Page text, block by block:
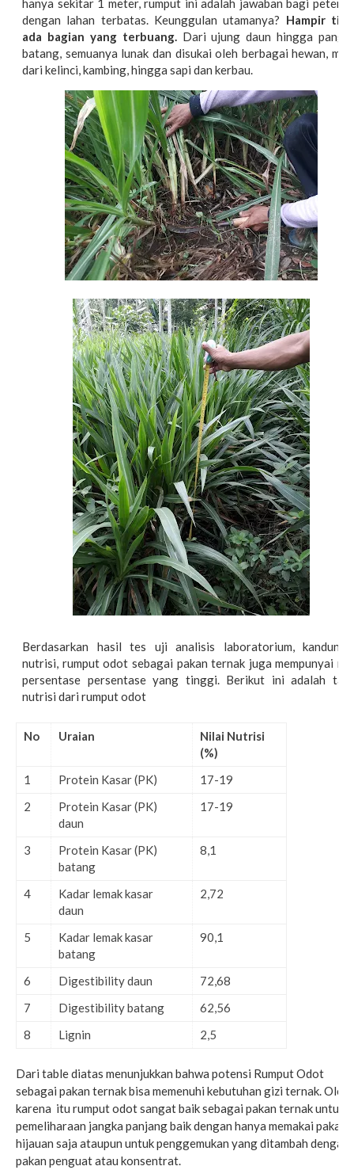
hanya sekitar 1 meter, rumput ini adalah jawaban bagi
dengan lahan terbatas. Keunggulan utamanya? Hampir
ada bagian yang terbuang.Dari ujung daun hingga
batang, semuanya lunak dan disukai oleh berbagai hewan,
dari kelinci, kambing, hingga sapi dan kerbau.
Berdasarkan hasil tes uji analisis laboratorium,
nutrisi, rumput odot sebagai pakan ternak juga mempunyai
persentase persentase yang tinggi. Berikut ini adalah
nutrisi dari rumput odot
No Uraian
Nilai Nutrisi
(%)
1
Protein Kasar (PK)
17-19
2
Protein Kasar (PK)
daun
17-19
3
Protein Kasar (PK)
batang
8,1
4
Kadar lemak kasar
daun
2,72
5
Kadar lemak kasar
batang
90,1
6 Digestibility daun
72,68
7
Digestibility batang
62,56
8
Lignin 2,5
Dari table diatas menunjukkan bahwa potensi Rumput Odot
sebagai pakan ternak bisa memenuhi kebutuhan gizi ternak. Oleh
karena itu rumput odot sangat baik sebagai pakan ternak untuk
pemeliharaan jangka panjang baik dengan hanya memakai pakan
hijauan saja ataupun untuk penggemukan yang ditambah dengan
pakan penguat atau konsentrat.